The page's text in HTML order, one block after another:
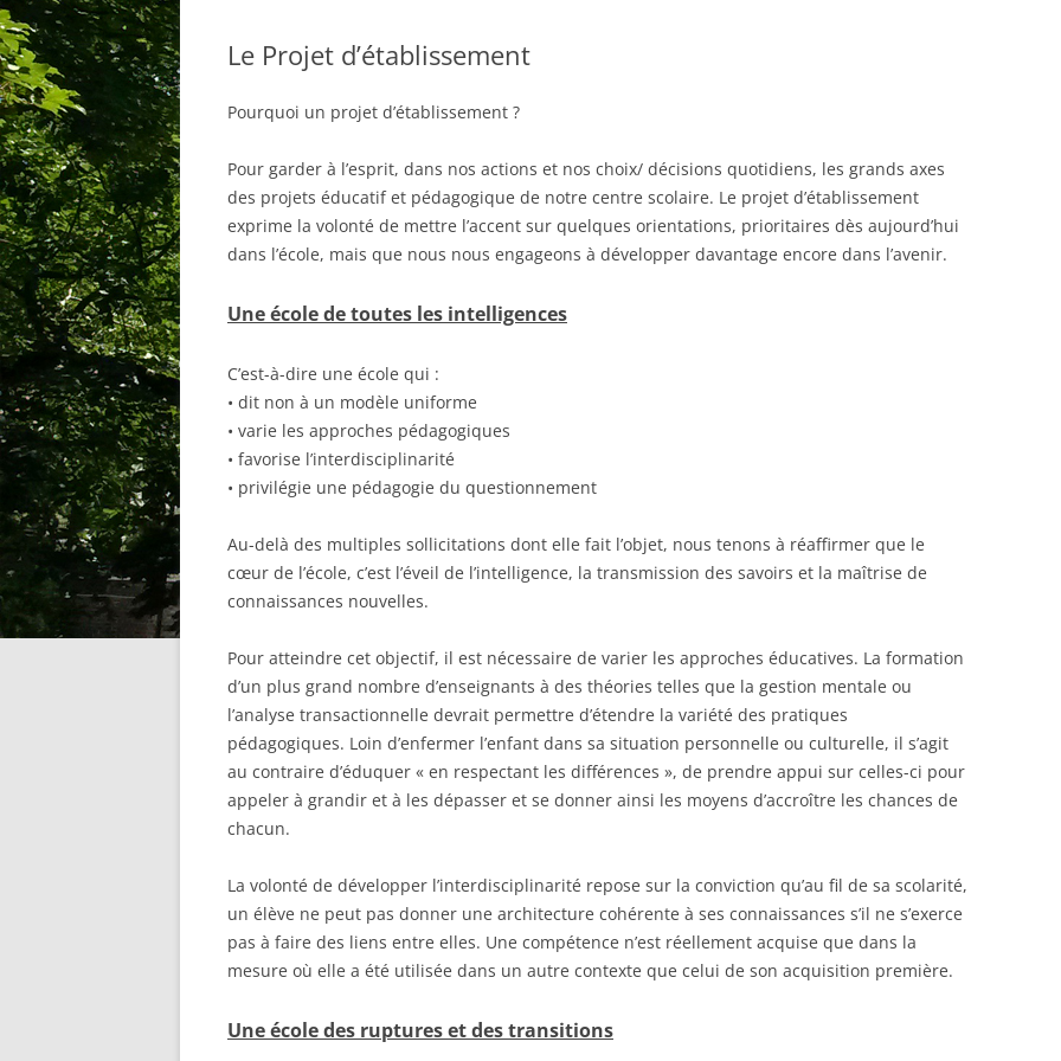
INSCRIPTIONS INSCRIPTIONS
CONTACTER LA SECTION PRIMAIRE
CENTRE PMS
NOS SPÉCIFICITÉS
NOS TEXTES
Le Projet d’établissement
Pourquoi un projet d’établissement ?
Pour garder à l’esprit, dans nos actions et nos choix/ décisions quotidiens, les grands axes
des projets éducatif et pédagogique de notre centre scolaire. Le projet d’établissement
exprime la volonté de mettre l’accent sur quelques orientations, prioritaires dès aujourd’hui
dans l’école, mais que nous nous engageons à développer davantage encore dans l’avenir.
Une école de toutes les intelligences
C’est-à-dire une école qui :
• dit non à un modèle uniforme
• varie les approches pédagogiques
• favorise l’interdisciplinarité
• privilégie une pédagogie du questionnement
Au-delà des multiples sollicitations dont elle fait l’objet, nous tenons à réaffirmer que le
cœur de l’école, c’est l’éveil de l’intelligence, la transmission des savoirs et la maîtrise de
connaissances nouvelles.
Pour atteindre cet objectif, il est nécessaire de varier les approches éducatives. La formation
d’un plus grand nombre d’enseignants à des théories telles que la gestion mentale ou
l’analyse transactionnelle devrait permettre d’étendre la variété des pratiques
pédagogiques. Loin d’enfermer l’enfant dans sa situation personnelle ou culturelle, il s’agit
au contraire d’éduquer « en respectant les différences », de prendre appui sur celles-ci pour
appeler à grandir et à les dépasser et se donner ainsi les moyens d’accroître les chances de
chacun.
La volonté de développer l’interdisciplinarité repose sur la conviction qu’au fil de sa scolarité,
un élève ne peut pas donner une architecture cohérente à ses connaissances s’il ne s’exerce
pas à faire des liens entre elles. Une compétence n’est réellement acquise que dans la
mesure où elle a été utilisée dans un autre contexte que celui de son acquisition première.
Une école des ruptures et des transitions